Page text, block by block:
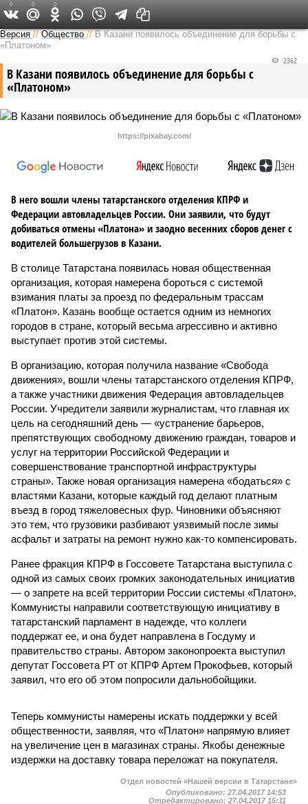
Версия в Татарстане
Версия //Общество //В Казани появилось объединение для борьбы с
«Платоном»
В Казани появилось объединение для борьбы с
«Платоном»
2362
https://pixabay.com/
В него вошли члены татарстанского отделения КПРФ и
Федерации автовладельцев России. Они заявили, что будут
добиваться отмены «Платона» и заодно весенних сборов денег с
водителей большегрузов в Казани.
В столице Татарстана появилась новая общественная
организация, которая намерена бороться с системой
взимания платы за проезд по федеральным трассам
«Платон». Казань вообще остается одним из немногих
городов в стране, который весьма агрессивно и активно
выступает против этой системы.
В организацию, которая получила название «Свобода
движения», вошли члены татарстанского отделения КПРФ,
а также участники движения Федерация автовладельцев
России. Учредители заявили журналистам, что главная их
цель на сегодняшний день — «устранение барьеров,
препятствующих свободному движению граждан, товаров и
услуг на территории Российской Федерации и
совершенствование транспортной инфраструктуры
страны». Также новая организация намерена «бодаться» с
властями Казани, которые каждый год делают платным
въезд в город тяжеловесных фур. Чиновники объясняют
это тем, что грузовики разбивают уязвимый после зимы
асфальт и затраты на ремонт нужно как-то компенсировать.
Ранее фракция КПРФ в Госсовете Татарстана выступила с
одной из самых своих громких законодательных инициатив
— о запрете на всей территории России системы «Платон».
Коммунисты направили соответствующую инициативу в
татарстанский парламент в надежде, что коллеги
поддержат ее, и она будет направлена в Госдуму и
правительство страны. Автором законопроекта выступил
депутат Госсовета РТ от КПРФ Артем Прокофьев, который
заявил, что его об этом попросили дальнобойщики.
Теперь коммунисты намерены искать поддержки у всей
общественности, заявляя, что «Платон» напрямую влияет
на увеличение цен в магазинах страны. Якобы денежные
издержки на доставку товара переложат на покупателя.
0 0 0
Отдел новостей «Нашей версии в Татарстане»
Опубликовано: 27.04.2017 14:53
Отредактировано: 27.04.2017 15:11